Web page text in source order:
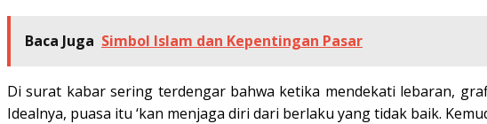
Baca Juga Simbol Islam dan Kepentingan Pasar
Di surat kabar sering terdengar bahwa ketika mendekati lebaran,
Idealnya, puasa itu ‘kan menjaga diri dari berlaku yang tidak baik.